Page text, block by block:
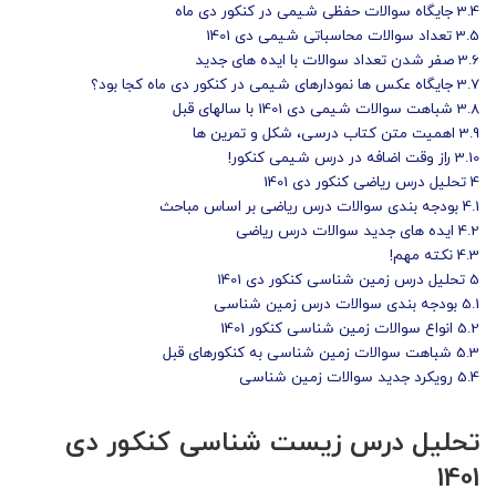
3.4 جایگاه سوالات حفظی شیمی در کنکور دی ماه
3.5 تعداد سوالات محاسباتی شیمی دی 1401
3.6 صفر شدن تعداد سوالات با ایده های جدید
3.7 جایگاه عکس ها نمودارهای شیمی در کنکور دی ماه کجا بود؟
3.8 شباهت سوالات شیمی دی 1401 با سالهای قبل
3.9 اهمیت متن کتاب درسی، شکل و تمرین ها
3.10 راز وقت اضافه در درس شیمی کنکور!
4 تحلیل درس ریاضی کنکور دی 1401
4.1 بودجه بندی سوالات درس ریاضی بر اساس مباحث
4.2 ایده های جدید سوالات درس ریاضی
4.3 نکته مهم!
5 تحلیل درس زمین شناسی کنکور دی 1401
5.1 بودجه بندی سوالات درس زمین شناسی
5.2 انواع سوالات زمین شناسی کنکور 1401
5.3 شباهت سوالات زمین شناسی به کنکورهای قبل
5.4 رویکرد جدید سوالات زمین شناسی
تحلیل درس زیست شناسی کنکور دی
1401